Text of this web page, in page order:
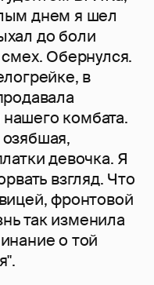
днем я шел
до боли
Обернулся.
в
комбата.
девочка. Я
взгляд. Что
фронтовой
так изменила
о той